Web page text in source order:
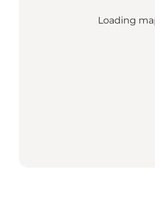
Loading